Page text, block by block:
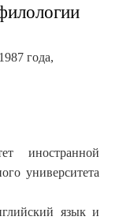
года,
иностранной
университета
язык и